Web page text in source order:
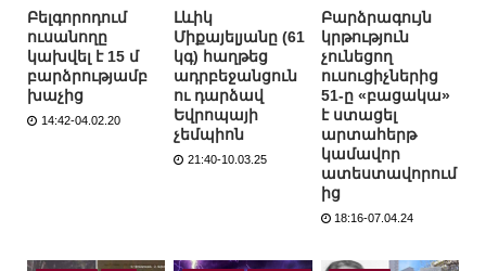
Բելգորոդում
ուսանողը
կախվել է 15 մ
բարձրությամբ
խաչից
14:42-04.02.20
Լևիկ
Միքայելյանը (61
կգ) հաղթեց
ադրբեջանցուն
ու դարձավ
Եվրոպայի
չեմպիոն
21:40-10.03.25
Բարձրագույն
կրթություն
չունեցող
ուսուցիչներից
51-ը «բացակա»
է ստացել
արտահերթ
կամավոր
ատեստավորում
ից
18:16-07.04.24